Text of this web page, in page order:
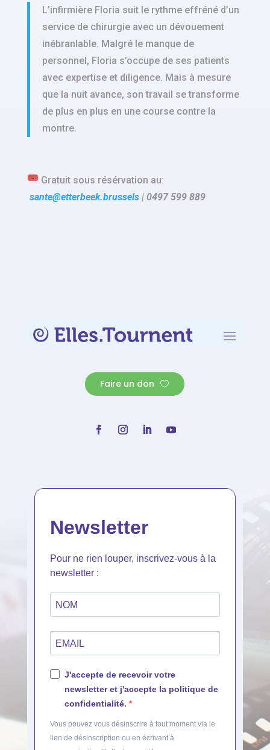
L’infirmière Floria suit le rythme effréné d’un
service de chirurgie avec un dévouement
inébranlable. Malgré le manque de
personnel, Floria s’occupe de ses patients
avec expertise et diligence. Mais à mesure
que la nuit avance, son travail se transforme
de plus en plus en une course contre la
montre.
Gratuit sous résérvation au:
sante@etterbeek.brussels| 0497 599 889
Faire un don
Newsletter
Pour ne rien louper, inscrivez-vous à la
newsletter :
J'accepte de recevoir votre
newsletter et j'accepte la politique de
confidentialité.
Vous pouvez vous désinscrire à tout moment via le
lien de désinscription ou en écrivant à